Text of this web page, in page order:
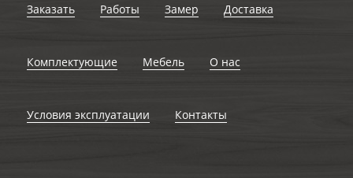
Заказать Работы Замер Доставка
Комплектующие Мебель О нас
Условия эксплуатации Контакты